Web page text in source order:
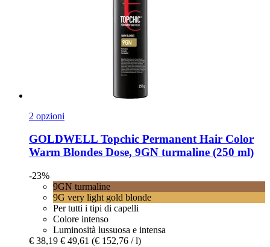
2 opzioni
GOLDWELL Topchic Permanent Hair Color
Warm Blondes Dose, 9GN turmaline (250 ml)
-23%
9GN turmaline
9G very light gold blonde
Per tutti i tipi di capelli
Colore intenso
Luminosità lussuosa e intensa
€ 38,19 € 49,61 (€ 152,76 / l)